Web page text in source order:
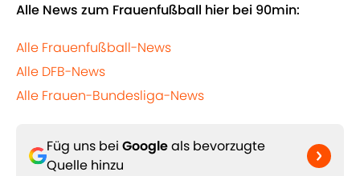
Alle News zum Frauenfußball hier bei 90min:
Alle Frauenfußball-News
Alle DFB-News
Alle Frauen-Bundesliga-News
Füg uns bei Googleals bevorzugte
Quelle hinzu